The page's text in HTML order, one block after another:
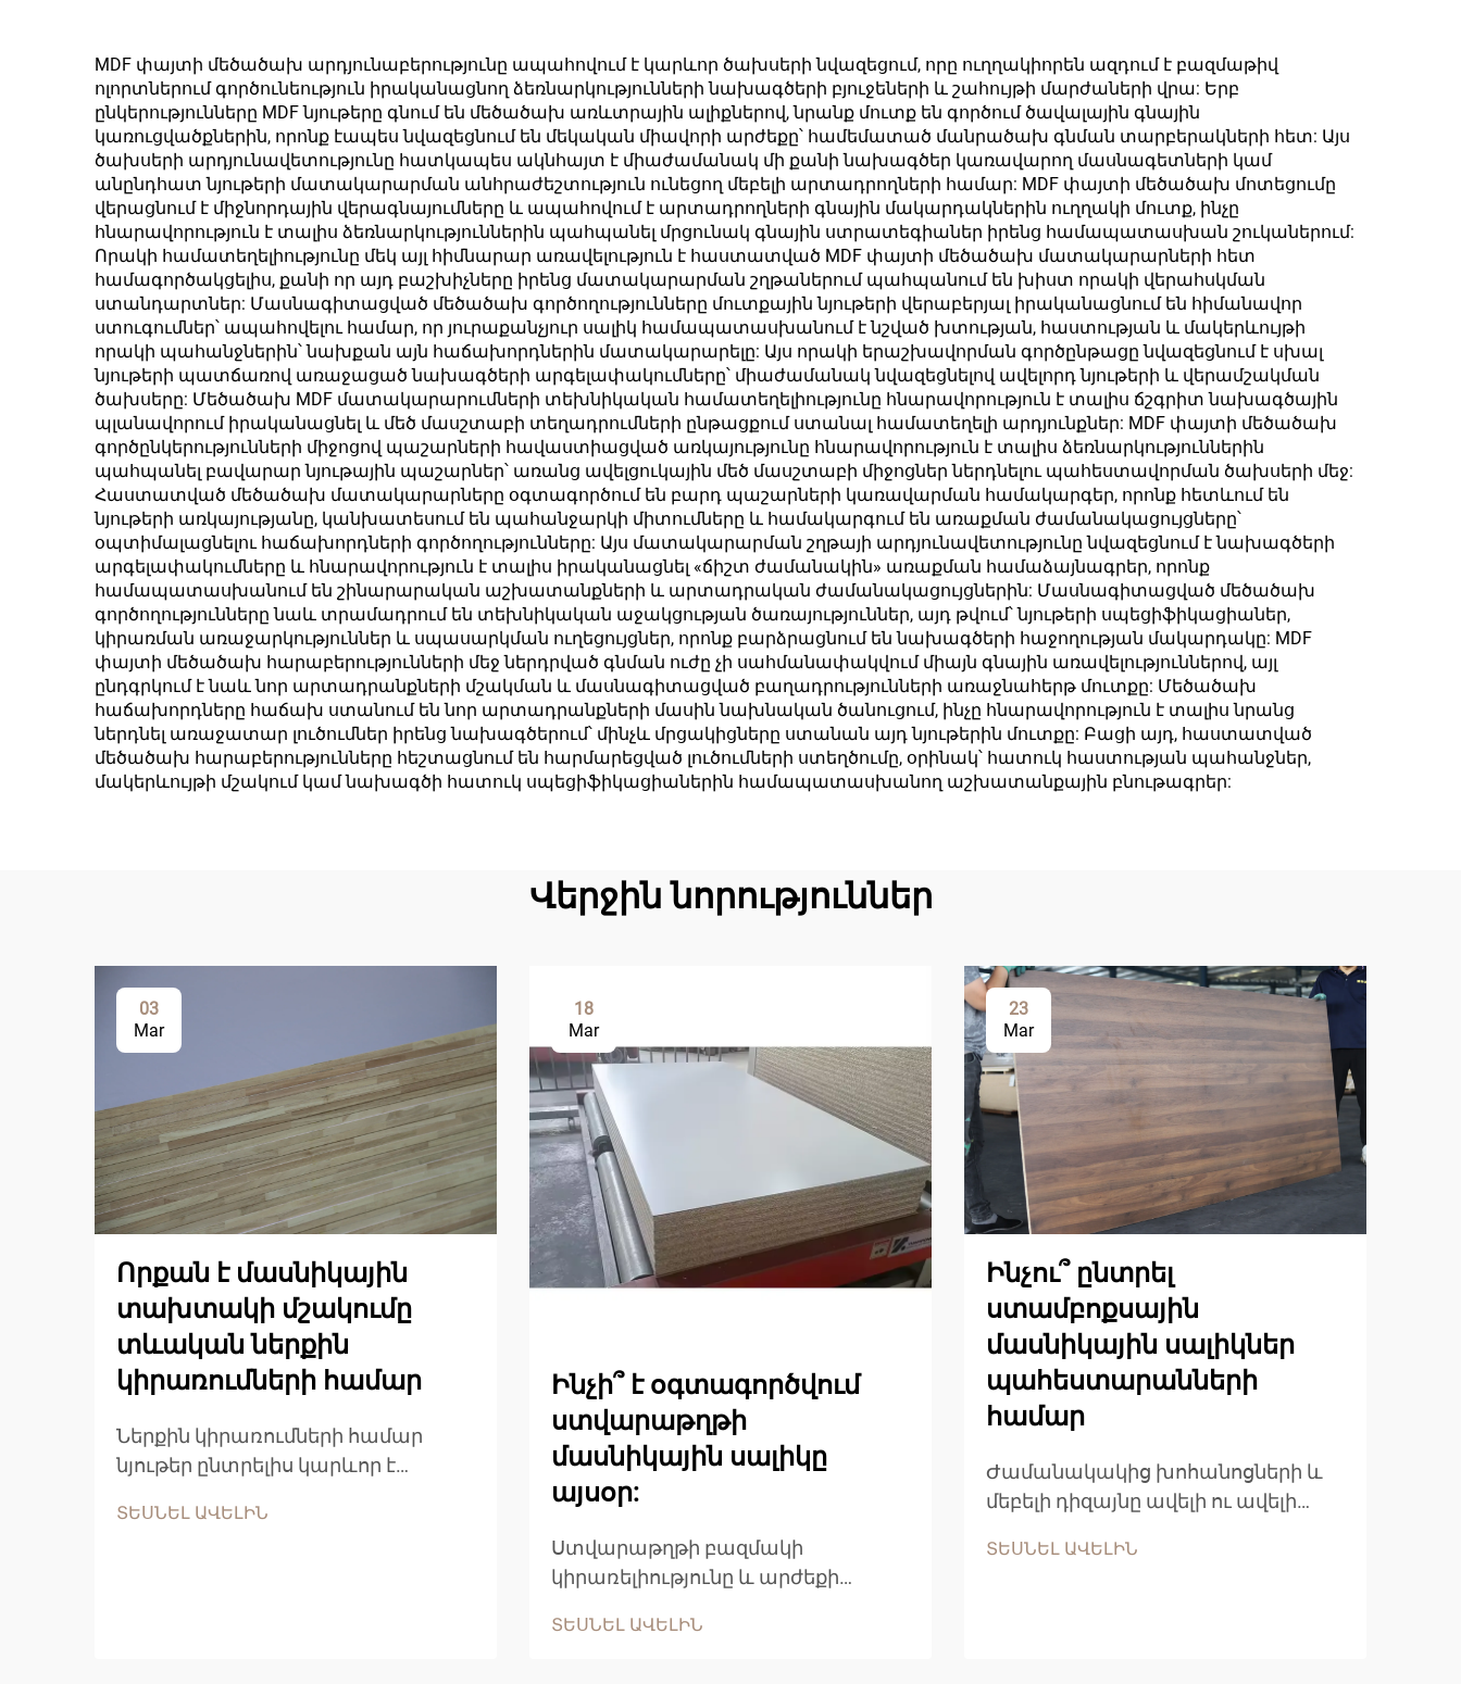
մմ, բարձր փայլուն և
մատե մակերես
սանդղաձև
մետաղական
կառուցվածքի
համար
MDF փայտի մեծածախ արդյունաբերությունը ապահովում է կարևոր ծախսերի նվազեցում, որը ուղղակիորեն ազդում է բազմաթիվ
ոլորտներում գործունեություն իրականացնող ձեռնարկությունների նախագծերի բյուջեների և շահույթի մարժաների վրա: Երբ
ընկերությունները MDF նյութերը գնում են մեծածախ առևտրային ալիքներով, նրանք մուտք են գործում ծավալային գնային
կառուցվածքներին, որոնք էապես նվազեցնում են մեկական միավորի արժեքը՝ համեմատած մանրածախ գնման տարբերակների հետ: Այս
ծախսերի արդյունավետությունը հատկապես ակնհայտ է միաժամանակ մի քանի նախագծեր կառավարող մասնագետների կամ
անընդհատ նյութերի մատակարարման անհրաժեշտություն ունեցող մեբելի արտադրողների համար: MDF փայտի մեծածախ մոտեցումը
վերացնում է միջնորդային վերագնայումները և ապահովում է արտադրողների գնային մակարդակներին ուղղակի մուտք, ինչը
հնարավորություն է տալիս ձեռնարկություններին պահպանել մրցունակ գնային ստրատեգիաներ իրենց համապատասխան շուկաներում:
Որակի համատեղելիությունը մեկ այլ հիմնարար առավելություն է հաստատված MDF փայտի մեծածախ մատակարարների հետ
համագործակցելիս, քանի որ այդ բաշխիչները իրենց մատակարարման շղթաներում պահպանում են խիստ որակի վերահսկման
ստանդարտներ: Մասնագիտացված մեծածախ գործողությունները մուտքային նյութերի վերաբերյալ իրականացնում են հիմանավոր
ստուգումներ՝ ապահովելու համար, որ յուրաքանչյուր սալիկ համապատասխանում է նշված խտության, հաստության և մակերևույթի
որակի պահանջներին՝ նախքան այն հաճախորդներին մատակարարելը: Այս որակի երաշխավորման գործընթացը նվազեցնում է սխալ
նյութերի պատճառով առաջացած նախագծերի արգելափակումները՝ միաժամանակ նվազեցնելով ավելորդ նյութերի և վերամշակման
ծախսերը: Մեծածախ MDF մատակարարումների տեխնիկական համատեղելիությունը հնարավորություն է տալիս ճշգրիտ նախագծային
պլանավորում իրականացնել և մեծ մասշտաբի տեղադրումների ընթացքում ստանալ համատեղելի արդյունքներ: MDF փայտի մեծածախ
գործընկերությունների միջոցով պաշարների հավաստիացված առկայությունը հնարավորություն է տալիս ձեռնարկություններին
պահպանել բավարար նյութային պաշարներ՝ առանց ավելցուկային մեծ մասշտաբի միջոցներ ներդնելու պահեստավորման ծախսերի մեջ:
Հաստատված մեծածախ մատակարարները օգտագործում են բարդ պաշարների կառավարման համակարգեր, որոնք հետևում են
նյութերի առկայությանը, կանխատեսում են պահանջարկի միտումները և համակարգում են առաքման ժամանակացույցները՝
օպտիմալացնելու հաճախորդների գործողությունները: Այս մատակարարման շղթայի արդյունավետությունը նվազեցնում է նախագծերի
արգելափակումները և հնարավորություն է տալիս իրականացնել «ճիշտ ժամանակին» առաքման համաձայնագրեր, որոնք
համապատասխանում են շինարարական աշխատանքների և արտադրական ժամանակացույցներին: Մասնագիտացված մեծածախ
գործողությունները նաև տրամադրում են տեխնիկական աջակցության ծառայություններ, այդ թվում՝ նյութերի սպեցիֆիկացիաներ,
կիրառման առաջարկություններ և սպասարկման ուղեցույցներ, որոնք բարձրացնում են նախագծերի հաջողության մակարդակը: MDF
փայտի մեծածախ հարաբերությունների մեջ ներդրված գնման ուժը չի սահմանափակվում միայն գնային առավելություններով, այլ
ընդգրկում է նաև նոր արտադրանքների մշակման և մասնագիտացված բաղադրությունների առաջնահերթ մուտքը: Մեծածախ
հաճախորդները հաճախ ստանում են նոր արտադրանքների մասին նախնական ծանուցում, ինչը հնարավորություն է տալիս նրանց
ներդնել առաջատար լուծումներ իրենց նախագծերում՝ մինչև մրցակիցները ստանան այդ նյութերին մուտքը: Բացի այդ, հաստատված
մեծածախ հարաբերությունները հեշտացնում են հարմարեցված լուծումների ստեղծումը, օրինակ՝ հատուկ հաստության պահանջներ,
մակերևույթի մշակում կամ նախագծի հատուկ սպեցիֆիկացիաներին համապատասխանող աշխատանքային բնութագրեր:
Վերջին նորություններ
03
Mar
Որքան է մասնիկային
տախտակի մշակումը
տևական ներքին
կիրառումների համար
Ներքին կիրառումների համար
նյութեր ընտրելիս կարևոր է
կայունության բնութագրերը՝
ՏԵՍՆԵԼ ԱՎԵԼԻՆ
18
Mar
Ինչի՞ է օգտագործվում
ստվարաթղթի
մասնիկային սալիկը
այսօր:
Ստվարաթղթի բազմակի
կիրառելիությունը և արժեքի
այն ժամանակակից
ՏԵՍՆԵԼ ԱՎԵԼԻՆ
23
Mar
Ինչու՞ ընտրել
ստամբոքսային
մասնիկային սալիկներ
պահեստարանների
համար
Ժամանակակից խոհանոցների և
մեբելի դիզայնը ավելի ու ավելի
ճարտարագիտական
ՏԵՍՆԵԼ ԱՎԵԼԻՆ